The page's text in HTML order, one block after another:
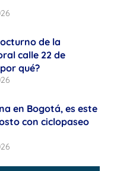
de la
calle 22 de
qué?
en Bogotá, es este
con ciclopaseo